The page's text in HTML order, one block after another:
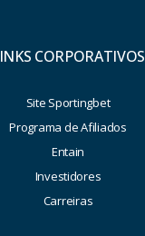
CORPORATIVOS
Site Sportingbet
Programa de Afiliados
Entain
Investidores
Carreiras